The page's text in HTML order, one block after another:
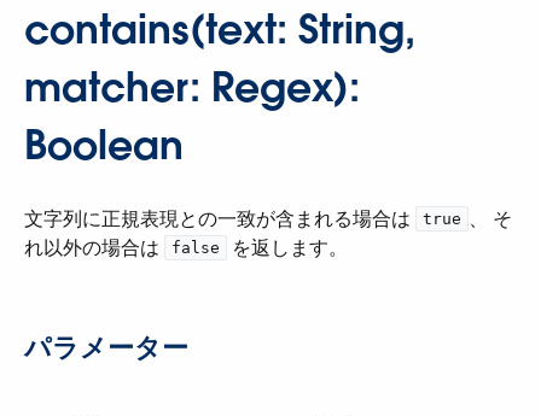
contains(text: String,
matcher: Regex):
Boolean
文字列に正規表現との一致が含まれる場合は ​ true ​、 そ
れ以外の場合は ​
false ​ を返します。
パラメーター